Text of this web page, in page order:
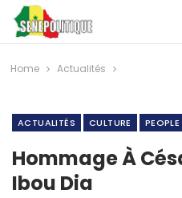
Home Actualités
ACTUALITÉS CULTURE PEOPLE
Hommage À
Ibou Dia